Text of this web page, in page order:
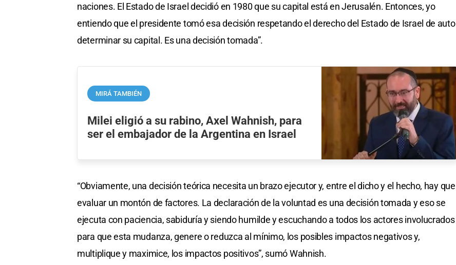
naciones. El Estado de Israel decidió en 1980 que su capital está en Jerusalén. Entonces, yo
entiendo que el presidente tomó esa decisión respetando el derecho del Estado de Israel de auto
determinar su capital. Es una decisión tomada”.
MIRÁ TAMBIÉN
Milei eligió a su rabino, Axel Wahnish, para
ser el embajador de la Argentina en Israel
“Obviamente, una decisión teórica necesita un brazo ejecutor y, entre el dicho y el hecho, hay que
evaluar un montón de factores. La declaración de la voluntad es una decisión tomada y eso se
ejecuta con paciencia, sabiduría y siendo humilde y escuchando a todos los actores involucrados
para que esta mudanza, genere o reduzca al mínimo, los posibles impactos negativos y,
multiplique y maximice, los impactos positivos”, sumó Wahnish.